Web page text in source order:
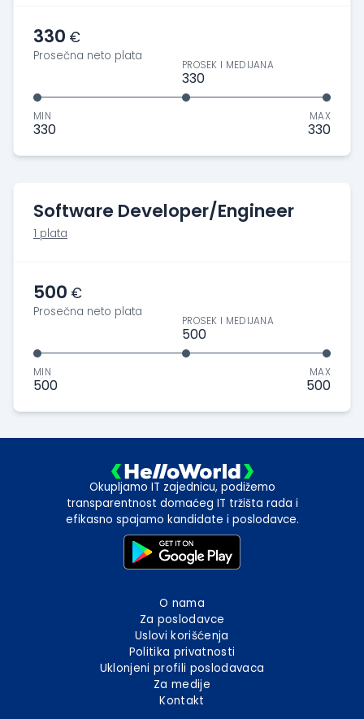
330 €
Prosečna neto plata
MIN
330
PROSEK I MEDIJANA
330
MAX
330
Software Developer/Engineer
1 plata
500 €
Prosečna neto plata
MIN
500
PROSEK I MEDIJANA
500
MAX
500
Okupljamo IT zajednicu, podižemo
transparentnost domaćeg IT tržišta rada i
efikasno spajamo kandidate i poslodavce.
O nama
Za poslodavce
Uslovi korišćenja
Politika privatnosti
Uklonjeni profili poslodavaca
Za medije
Kontakt